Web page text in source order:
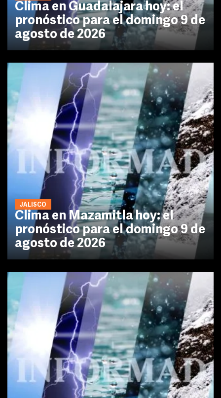
Clima en Guadalajara hoy: el
pronóstico para el domingo 9 de
agosto de 2026
JALISCO
Clima en Mazamitla hoy: el
pronóstico para el domingo 9 de
agosto de 2026